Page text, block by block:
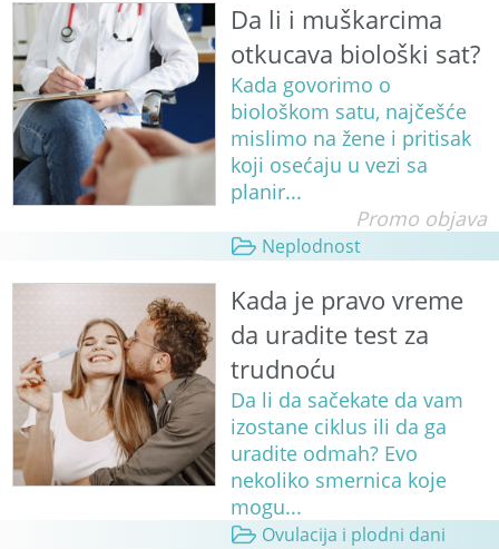
Da li i muškarcima
otkucava biološki sat?
Kada govorimo o
biološkom satu, najčešće
mislimo na žene i pritisak
koji osećaju u vezi sa
planir...
Promo objava
Neplodnost
Kada je pravo vreme
da uradite test za
trudnoću
Da li da sačekate da vam
izostane ciklus ili da ga
uradite odmah? Evo
nekoliko smernica koje
mogu...
Ovulacija i plodni dani